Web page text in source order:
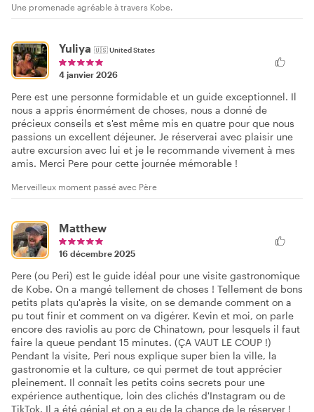
Une promenade agréable à travers Kobe.
Yuliya 🇺🇸United States
4 janvier 2026
Pere est une personne formidable et un guide exceptionnel. Il
nous a appris énormément de choses, nous a donné de
précieux conseils et s'est même mis en quatre pour que nous
passions un excellent déjeuner. Je réserverai avec plaisir une
autre excursion avec lui et je le recommande vivement à mes
amis. Merci Pere pour cette journée mémorable !
Merveilleux moment passé avec Père
Matthew
16 décembre 2025
Pere (ou Peri) est le guide idéal pour une visite gastronomique
de Kobe. On a mangé tellement de choses ! Tellement de bons
petits plats qu'après la visite, on se demande comment on a
pu tout finir et comment on va digérer. Kevin et moi, on parle
encore des raviolis au porc de Chinatown, pour lesquels il faut
faire la queue pendant 15 minutes. (ÇA VAUT LE COUP !)
Pendant la visite, Peri nous explique super bien la ville, la
gastronomie et la culture, ce qui permet de tout apprécier
pleinement. Il connaît les petits coins secrets pour une
expérience authentique, loin des clichés d'Instagram ou de
TikTok. Il a été génial et on a eu de la chance de le réserver !